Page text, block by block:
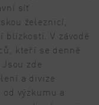
síť
železnicí,
V závodě
kteří se denně
zde
a divize
výzkumu a